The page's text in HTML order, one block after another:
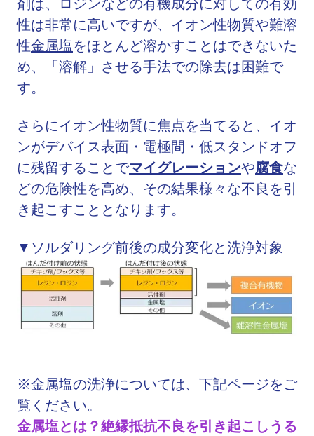
性は非常に高いですが、イオン性物質や難溶
性金属塩をほとんど溶かすことはできないた
め、「溶解」させる手法での除去は困難で
す。
さらにイオン性物質に焦点を当てると、イオ
ンがデバイス表面・電極間・低スタンドオフ
に残留することでマイグレーションや腐食な
どの危険性を高め、その結果様々な不良を引
き起こすこととなります。
▼ソルダリング前後の成分変化と洗浄対象
※金属塩の洗浄については、下記ページをご
覧ください。
金属塩とは？絶縁抵抗不良を引き起こしうる